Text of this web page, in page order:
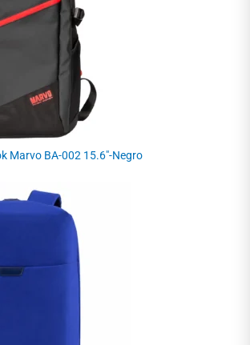
Marvo BA-002 15.6"-Negro